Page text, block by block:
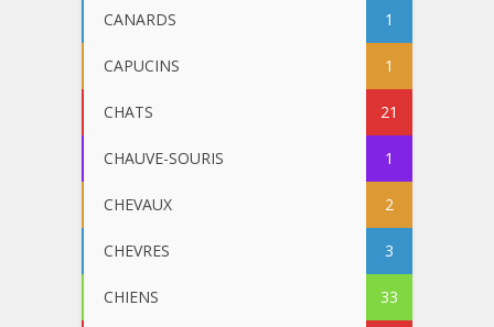
CANARDS 1
CAPUCINS 1
CHATS 21
CHAUVE-SOURIS 1
CHEVAUX 2
CHEVRES 3
CHIENS 33